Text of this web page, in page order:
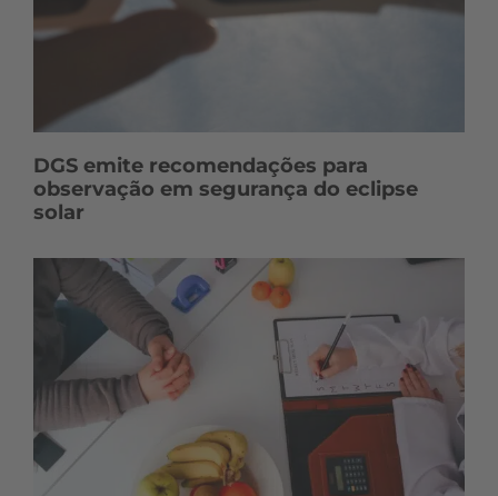
DGS emite recomendações para
observação em segurança do eclipse
solar